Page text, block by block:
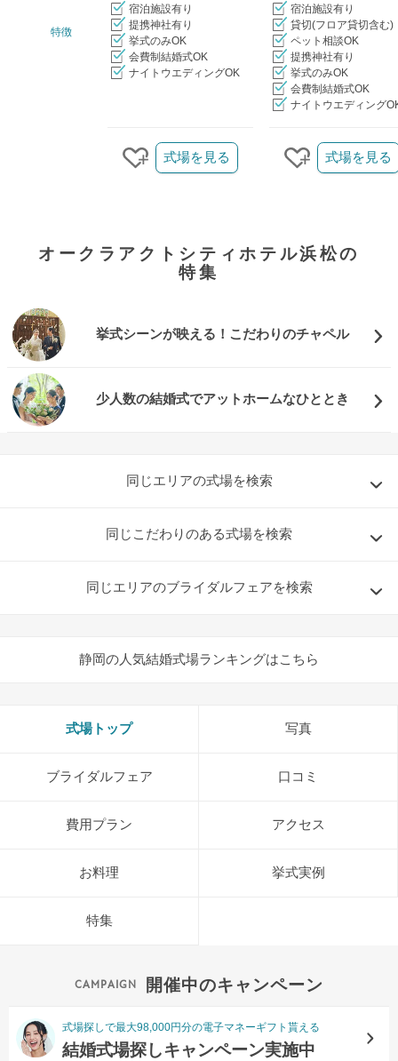
特徴
宿泊施設有り
提携神社有り
挙式のみOK
会費制結婚式OK
ナイトウエディングOK
宿泊施設有り
貸切(フロア貸切含む)
ペット相談OK
提携神社有り
挙式のみOK
会費制結婚式OK
ナイトウエディング
クリップする
式場を見る
クリップする
式場を見る
オークラアクトシティホテル浜松の
特集
挙式シーンが映える！こだわりのチャペル
少人数の結婚式でアットホームなひととき
同じエリアの式場を検索
同じこだわりのある式場を検索
同じエリアのブライダルフェアを検索
静岡の人気結婚式場ランキングはこちら
式場トップ 写真
ブライダルフェア 口コミ
費用プラン アクセス
お料理 挙式実例
特集
開催中のキャンペーン
式場探しで最大98,000円分の電子マネーギフト貰える
結婚式場探しキャンペーン実施中